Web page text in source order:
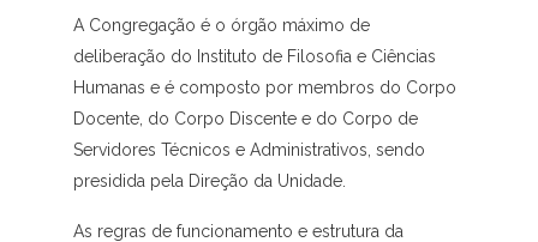
A Congregação é o órgão máximo de
deliberação do Instituto de Filosofia e Ciências
Humanas e é composto por membros do Corpo
Docente, do Corpo Discente e do Corpo de
Servidores Técnicos e Administrativos, sendo
presidida pela Direção da Unidade.
As regras de funcionamento e estrutura da